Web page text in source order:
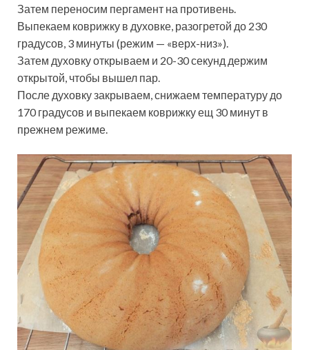
Затем переносим пергамент на противень.
Выпекаем коврижку в духовке, разогретой до 230
градусов, 3 минуты (режим — «верх-низ»).
Затем духовку открываем и 20-30 секунд держим
открытой, чтобы вышел пар.
После духовку закрываем, снижаем температуру до
170 градусов и выпекаем коврижку ещ 30 минут в
прежнем режиме.